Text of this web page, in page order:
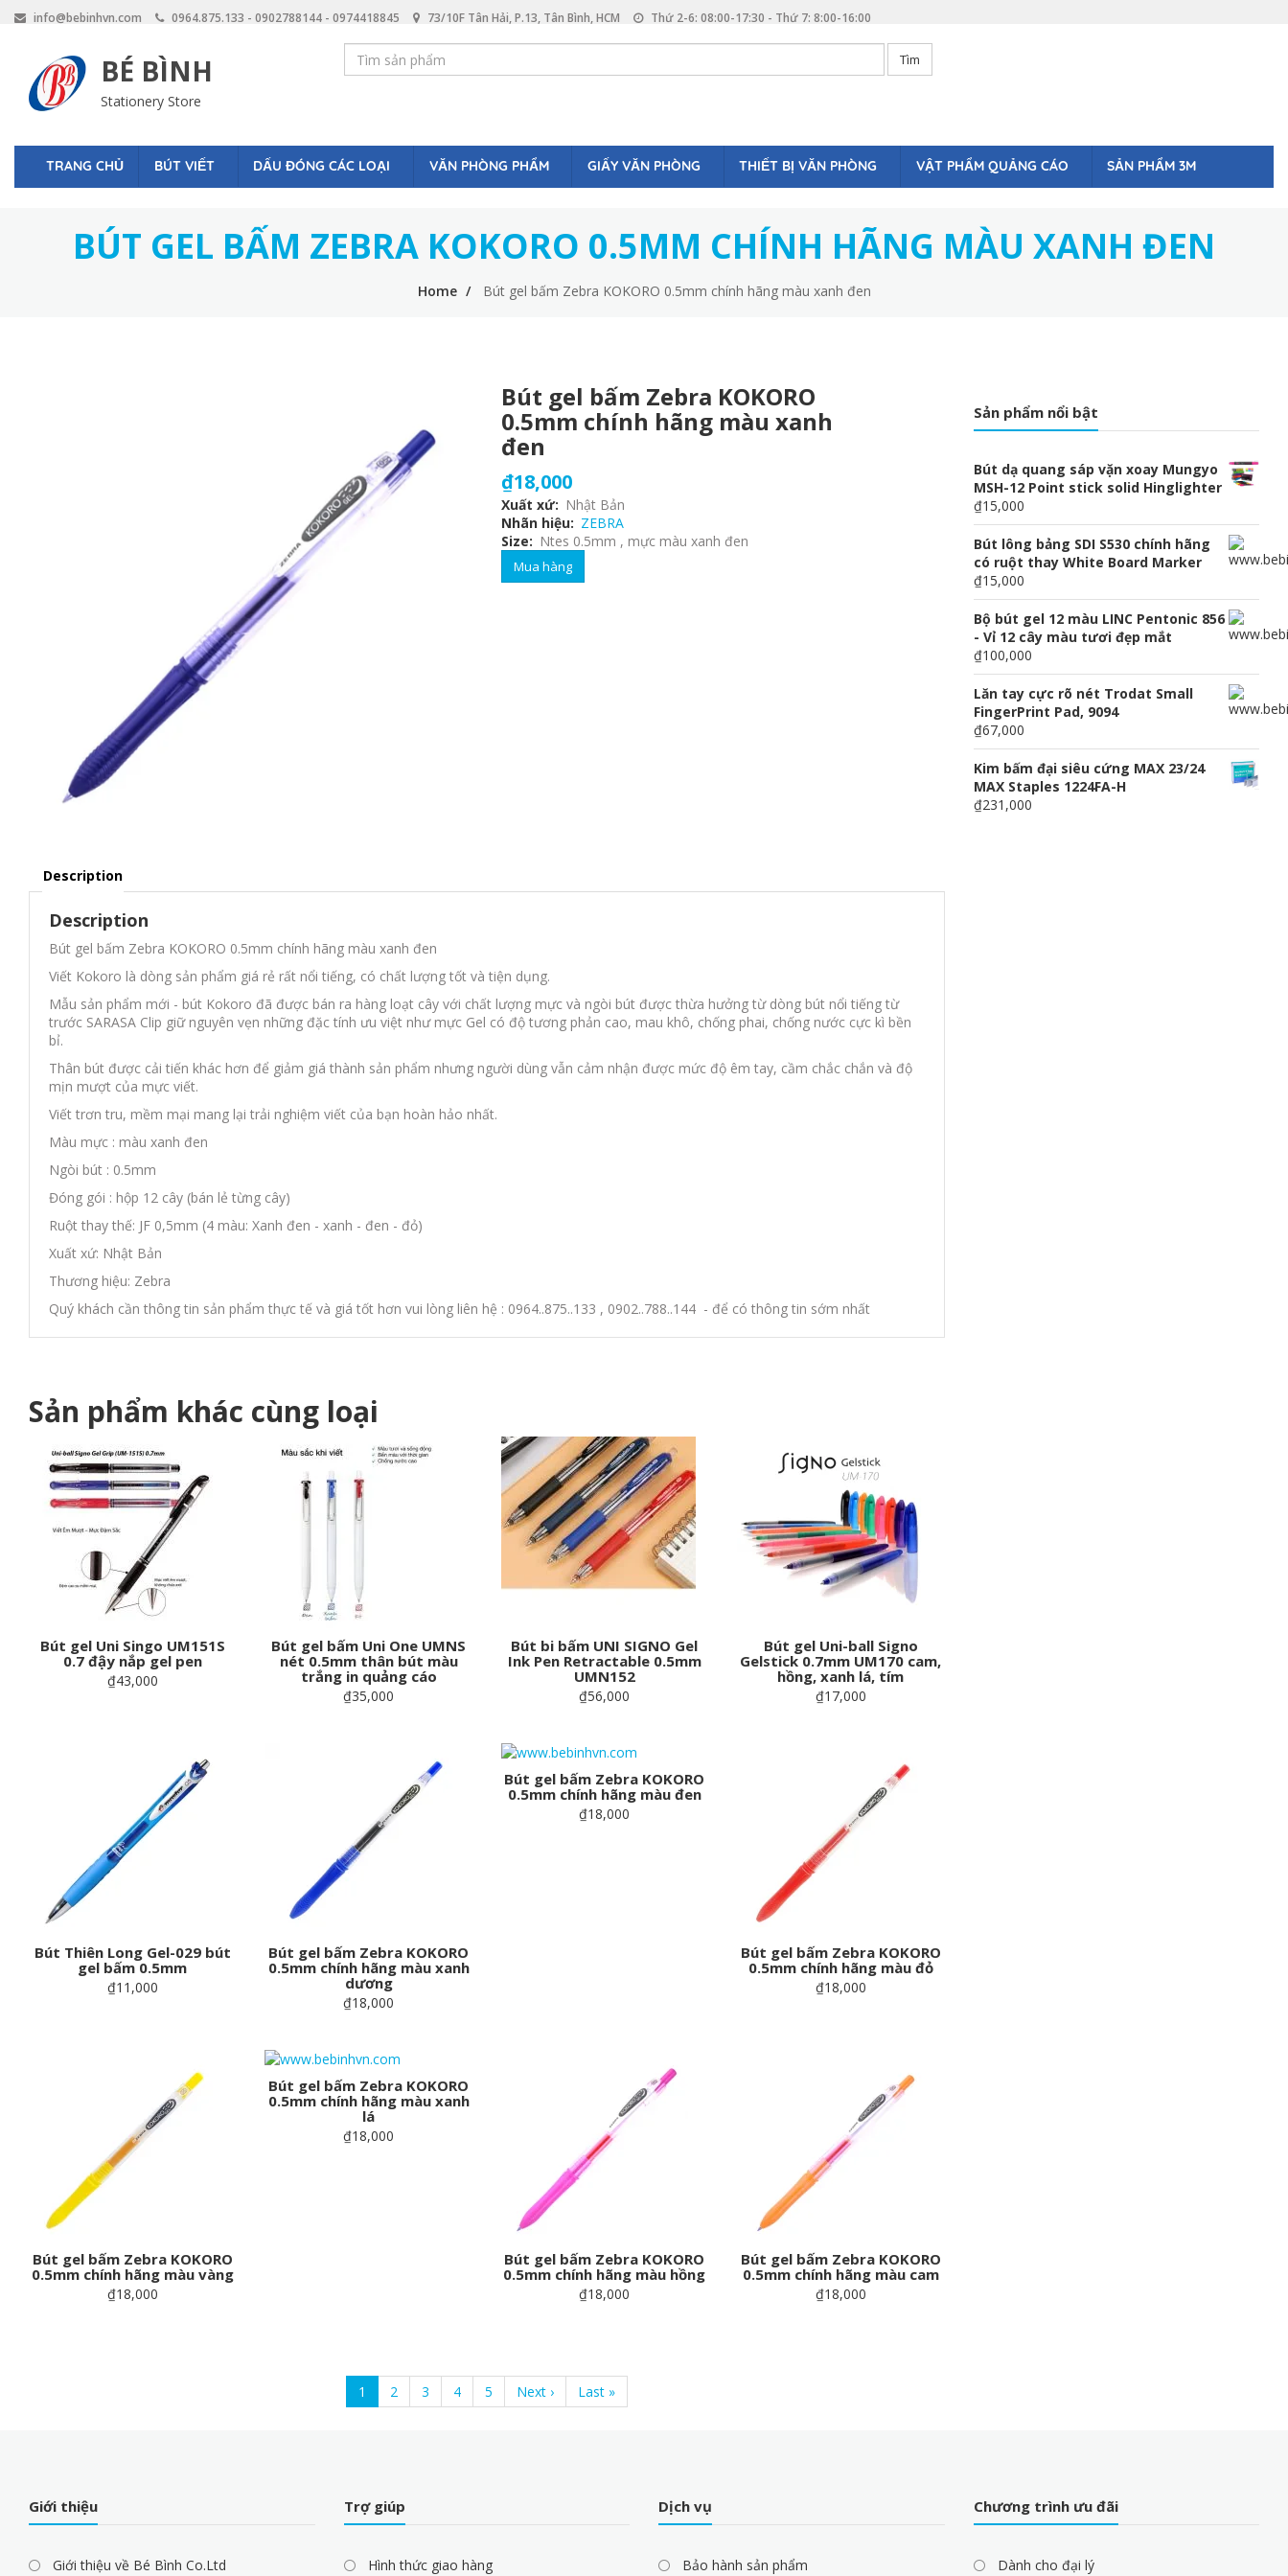
Skip
content
info@bebinhvn.com 0964.875.133 - 0902788144 - 0974418845 73/10F Tân Hải, P.13, Tân Bình, HCM Thứ 2-6: 08:00-17:30 - Thứ 7: 8:00-16:00
BÉ BÌNH
Stationery Store
Tìm
TRANG CHỦ BÚT VIẾT DẤU ĐÓNG CÁC LOẠI VĂN PHÒNG PHẨM GIẤY VĂN PHÒNG THIẾT BỊ VĂN PHÒNG VẬT PHẨM QUẢNG CÁO SẢN PHẨM 3M
BÚT GEL BẤM ZEBRA KOKORO 0.5MM CHÍNH HÃNG MÀU XANH ĐEN
Home Bút gel bấm Zebra KOKORO 0.5mm chính hãng màu xanh đen
Bút gel bấm Zebra KOKORO
0.5mm chính hãng màu xanh
đen
₫18,000
Xuất xứ
Nhật Bản
Nhãn hiệu
ZEBRA
Size
Ntes 0.5mm , mực màu xanh đen
Mua hàng
Description
Description
Bút gel bấm Zebra KOKORO 0.5mm chính hãng màu xanh đen
Viết Kokoro là dòng sản phẩm giá rẻ rất nổi tiếng, có chất lượng tốt và tiện dụng.
Mẫu sản phẩm mới - bút Kokoro đã được bán ra hàng loạt cây với chất lượng mực và ngòi bút được thừa hưởng từ dòng bút nổi tiếng từ
trước SARASA Clip giữ nguyên vẹn những đặc tính ưu việt như mực Gel có độ tương phản cao, mau khô, chống phai, chống nước cực kì bền
bỉ.
Thân bút được cải tiến khác hơn để giảm giá thành sản phẩm nhưng người dùng vẫn cảm nhận được mức độ êm tay, cầm chắc chắn và độ
mịn mượt của mực viết.
Viết trơn tru, mềm mại mang lại trải nghiệm viết của bạn hoàn hảo nhất.
Màu mực : màu xanh đen
Ngòi bút : 0.5mm
Đóng gói : hộp 12 cây (bán lẻ từng cây)
Ruột thay thế: JF 0,5mm (4 màu: Xanh đen - xanh - đen - đỏ)
Xuất xứ: Nhật Bản
Thương hiệu: Zebra
Quý khách cần thông tin sản phẩm thực tế và giá tốt hơn vui lòng liên hệ : 0964..875..133 , 0902..788..144 - để có thông tin sớm nhất
Sản phẩm khác cùng loại
Bút gel Uni Singo UM151S
0.7 đậy nắp gel pen
₫43,000
Bút gel bấm Uni One UMNS
nét 0.5mm thân bút màu
trắng in quảng cáo
₫35,000
Bút bi bấm UNI SIGNO Gel
Ink Pen Retractable 0.5mm
UMN152
₫56,000
Bút gel Uni-ball Signo
Gelstick 0.7mm UM170 cam,
hồng, xanh lá, tím
₫17,000
Bút Thiên Long Gel-029 bút
gel bấm 0.5mm
₫11,000
Bút gel bấm Zebra KOKORO
0.5mm chính hãng màu xanh
dương
₫18,000
Bút gel bấm Zebra KOKORO
0.5mm chính hãng màu đen
₫18,000
Bút gel bấm Zebra KOKORO
0.5mm chính hãng màu đỏ
₫18,000
Bút gel bấm Zebra KOKORO
0.5mm chính hãng màu vàng
₫18,000
Bút gel bấm Zebra KOKORO
0.5mm chính hãng màu xanh
lá
₫18,000
Bút gel bấm Zebra KOKORO
0.5mm chính hãng màu hồng
₫18,000
Bút gel bấm Zebra KOKORO
0.5mm chính hãng màu cam
₫18,000
Current
page
1 Page
2 Page
3 Page
4 Page
5
Next
page
Next ›
Last
page
Last »
Sản phẩm nổi bật
Bút dạ quang sáp vặn xoay Mungyo
MSH-12 Point stick solid Hinglighter
₫15,000
Bút lông bảng SDI S530 chính hãng
có ruột thay White Board Marker
₫15,000
Bộ bút gel 12 màu LINC Pentonic 856
- Vỉ 12 cây màu tươi đẹp mắt
₫100,000
Lăn tay cực rõ nét Trodat Small
FingerPrint Pad, 9094
₫67,000
Kim bấm đại siêu cứng MAX 23/24
MAX Staples 1224FA-H
₫231,000
Giới thiệu
Giới thiệu về Bé Bình Co.Ltd
Trợ giúp
Hình thức giao hàng
Dịch vụ
Bảo hành sản phẩm
Chương trình ưu đãi
Dành cho đại lý